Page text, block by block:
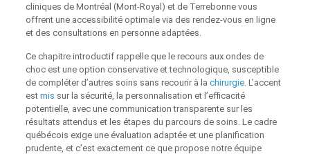
cliniques de Montréal (Mont‑Royal) et de Terrebonne vous
offrent une accessibilité optimale via des rendez‑vous en ligne
et des consultations en personne adaptées.
Ce chapitre introductif rappelle que le recours aux ondes de
choc est une option conservative et technologique, susceptible
de compléter d’autres soins sans recourir à la chirurgie. L’accent
est mis sur la sécurité, la personnalisation et l’efficacité
potentielle, avec une communication transparente sur les
résultats attendus et les étapes du parcours de soins. Le cadre
québécois exige une évaluation adaptée et une planification
prudente, et c’est exactement ce que propose notre équipe